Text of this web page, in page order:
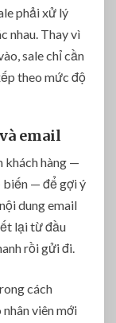
phải xử lý
nhau. Thay vì
sale chỉ cần
theo mức độ
email
khách hàng —
biến — để gợi ý
dung email
lại từ đầu
rồi gửi đi.
cách
viên mới